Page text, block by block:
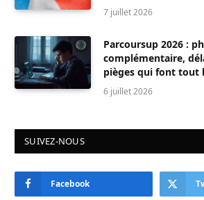
7 juillet 2026
Parcoursup 2026 :
complémentaire,
pièges qui font tout
6 juillet 2026
SUIVEZ-NOUS
Facebook